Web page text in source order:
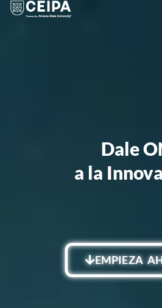
Dale
a la
EMPIEZA